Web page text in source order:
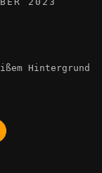
Hintergrund